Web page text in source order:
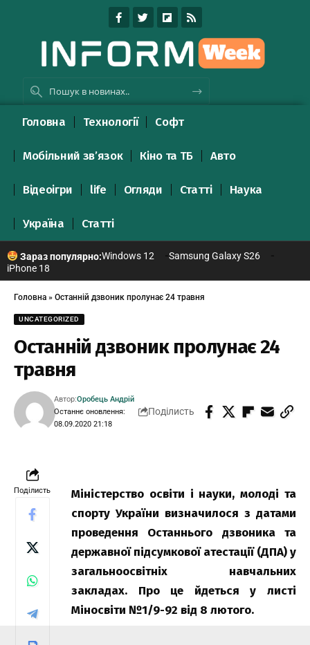
Головна Технології Софт
Мобільний зв’язок Кіно та ТБ Авто
Відеоігри life Огляди Статті Наука
Україна Статті
Зараз популярно:Windows 12
Samsung Galaxy S26
iPhone 18
Головна » Останній дзвоник пролунає 24 травня
UNCATEGORIZED
Останній дзвоник пролунає 24
травня
Останнє оновлення:
08.09.2020 21:18
Автор:Оробець Андрій
Поділисть
Поділисть
Міністерство освіти і науки, молоді та
спорту України визначилося з датами
проведення Останнього дзвоника та
державної підсумкової атестації (ДПА) у
загальноосвітніх навчальних
закладах. Про це йдеться у листі
Міносвіти №1/9-92 від 8 лютого.